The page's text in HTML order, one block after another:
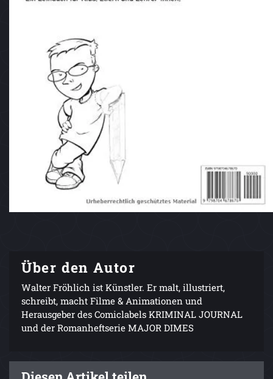
Über den Autor
Walter Fröhlich ist Künstler. Er malt, illustriert,
schreibt, macht Filme & Animationen und
Herausgeber des Comiclabels KRIMINAL JOURNAL
und der Romanheftserie MAJOR DIMES